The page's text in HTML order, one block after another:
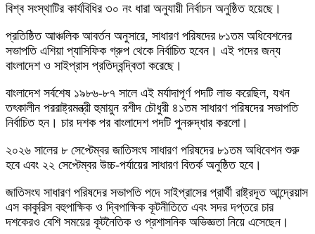
বিশ্ব সংস্থাটির কার্যবিধির ৩০ নং ধারা অনুযায়ী নির্বাচন অনুষ্ঠিত হয়েছে।
প্রতিষ্ঠিত আঞ্চলিক আবর্তন অনুসারে, সাধারণ পরিষদের ৮১তম অধিবেশনের
সভাপতি এশিয়া প্যাসিফিক গ্রুপ থেকে নির্বাচিত হবেন। এই পদের জন্য
বাংলাদেশ ও সাইপ্রাস প্রতিদ্বন্দ্বিতা করেছে।
বাংলাদেশ সর্বশেষ ১৯৮৬-৮৭ সালে এই মর্যাদাপূর্ণ পদটি লাভ করেছিল, যখন
তৎকালীন পররাষ্ট্রমন্ত্রী হুমায়ুন রশীদ চৌধুরী ৪১তম সাধারণ পরিষদের সভাপতি
নির্বাচিত হন। চার দশক পর বাংলাদেশ পদটি পুনরুদ্ধার করলো।
২০২৬ সালের ৮ সেপ্টেম্বর জাতিসংঘ সাধারণ পরিষদের ৮১তম অধিবেশন শুরু
হবে এবং ২২ সেপ্টেম্বর উচ্চ-পর্যায়ের সাধারণ বিতর্ক অনুষ্ঠিত হবে।
জাতিসংঘ সাধারণ পরিষদের সভাপতি পদে সাইপ্রাসের প্রার্থী রাষ্ট্রদূত আন্দ্রেয়াস
এস কাকুরিস বহুপাক্ষিক ও দ্বিপাক্ষিক কূটনীতিতে এবং সদর দপ্তরে চার
দশকেরও বেশি সময়ের কূটনৈতিক ও প্রশাসনিক অভিজ্ঞতা নিয়ে এসেছেন।